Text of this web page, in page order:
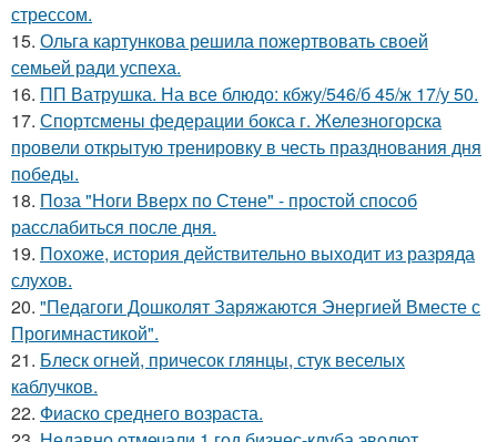
стрессом.
15. Ольга картункова решила пожертвовать своей
семьей ради успеха.
16. ПП Ватрушка. На все блюдо: кбжу/546/б 45/ж 17/у 50.
17. Спортсмены федерации бокса г. Железногорска
провели открытую тренировку в честь празднования дня
победы.
18. Поза "Ноги Вверх по Стене" - простой способ
расслабиться после дня.
19. Похоже, история действительно выходит из разряда
слухов.
20. "Педагоги Дошколят Заряжаются Энергией Вместе с
Прогимнастикой".
21. Блеск огней, причесок глянцы, стук веселых
каблучков.
22. Фиаско среднего возраста.